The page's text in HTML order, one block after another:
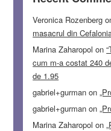
Veronica Rozenberg
masacrul din
Marina Zaharopol on
cum m-a costat 240
de 1.95
gabriel+gurman on
gabriel+gurman on
Marina Zaharopol on